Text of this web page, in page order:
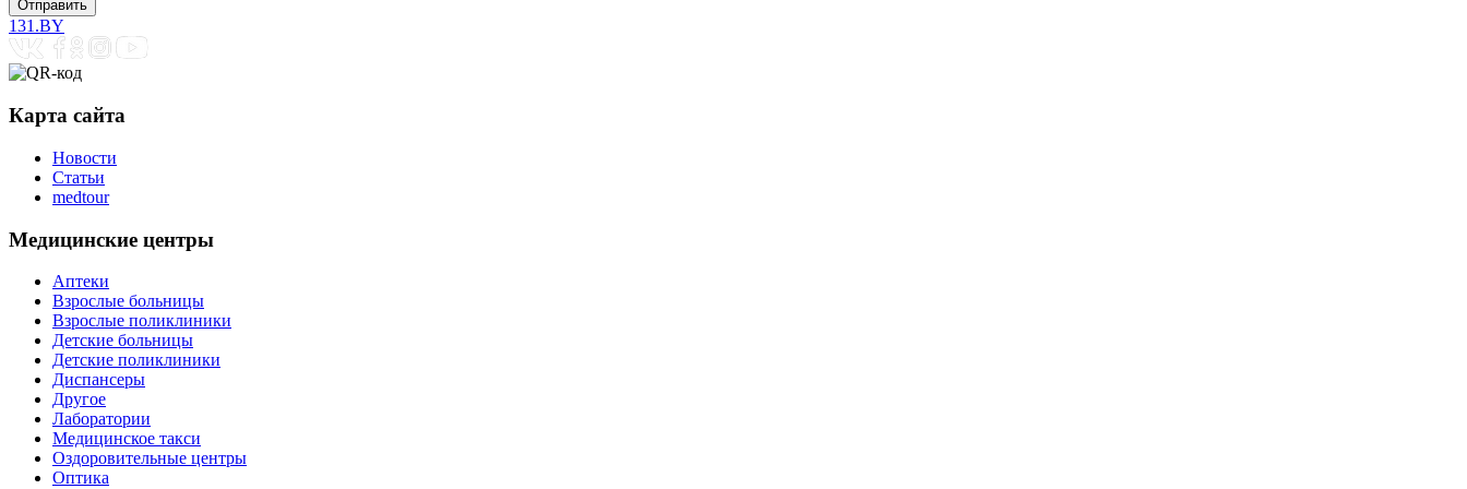
131.BY
Карта сайта
Новости
Статьи
medtour
Медицинские центры
Аптеки
Взрослые больницы
Взрослые поликлиники
Детские больницы
Детские поликлиники
Диспансеры
Другое
Лаборатории
Медицинское такси
Оздоровительные центры
Оптика